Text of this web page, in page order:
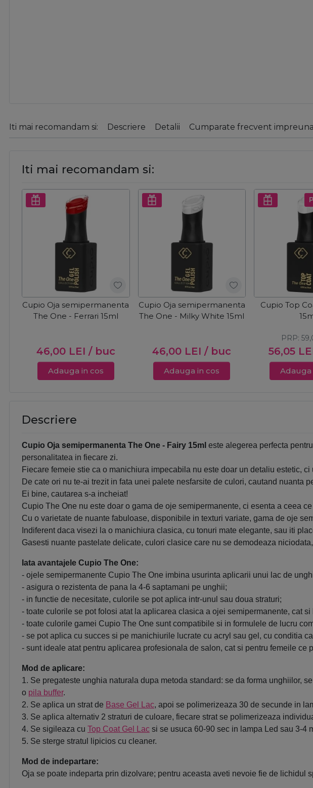
Iti mai recomandam si: Descriere Detalii Cumparate frecvent
Iti mai recomandam si:
Cupio Oja semipermanenta
The One - Ferrari 15ml
46,00 LEI / buc
Adauga in cos
Cupio Oja semipermanenta
The One - Milky White 15ml
46,00 LEI / buc
Adauga in cos
Cupio Top
56,05
PRP:
Adauga
Descriere
Cupio Oja semipermanenta The One - Fairy 15ml este alegerea perfecta
personalitatea in fiecare zi.
Fiecare femeie stie ca o manichiura impecabila nu este doar un detaliu estetic, ci
De cate ori nu te-ai trezit in fata unei palete nesfarsite de culori, cautand nuanta
Ei bine, cautarea s-a incheiat!
Cupio The One nu este doar o gama de oje semipermanente, ci esenta a ceea
Cu o varietate de nuante fabuloase, disponibile in texturi variate, gama de oje
Indiferent daca visezi la o manichiura clasica, cu tonuri mate elegante, sau iti
Gasesti nuante pastelate delicate, culori clasice care nu se demodeaza
Iata avantajele Cupio The One:
- ojele semipermanente Cupio The One imbina usurinta aplicarii unui lac de
- asigura o rezistenta de pana la 4-6 saptamani pe unghii;
- in functie de necesitate, culorile se pot aplica intr-unul sau doua straturi;
- toate culorile se pot folosi atat la aplicarea clasica a ojei semipermanente, cat
- toate culorile gamei Cupio The One sunt compatibile si in formulele de lucru
- se pot aplica cu succes si pe manichiurile lucrate cu acryl sau gel, cu conditia
- sunt ideale atat pentru aplicarea profesionala de salon, cat si pentru femeile ce
Mod de aplicare:
1. Se pregateste unghia naturala dupa metoda standard: se da forma unghiilor,
o pila buffer.
2. Se aplica un strat de Base Gel Lac, apoi se polimerizeaza 30 de secunde in
3. Se aplica alternativ 2 straturi de culoare, fiecare strat se polimerizeaza
4. Se sigileaza cu Top Coat Gel Lac si se usuca 60-90 sec in lampa Led sau 3-4
5. Se sterge stratul lipicios cu cleaner.
Mod de indepartare:
Oja se poate indeparta prin dizolvare; pentru aceasta aveti nevoie fie de lichidul